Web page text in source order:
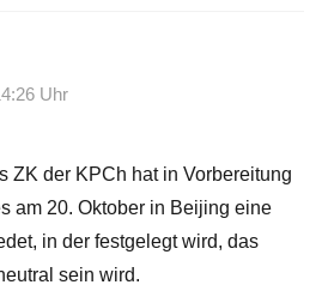
Uhr
ZK der KPCh hat in Vorbereitung
am 20. Oktober in Beijing eine
in der festgelegt wird, das
sein wird.